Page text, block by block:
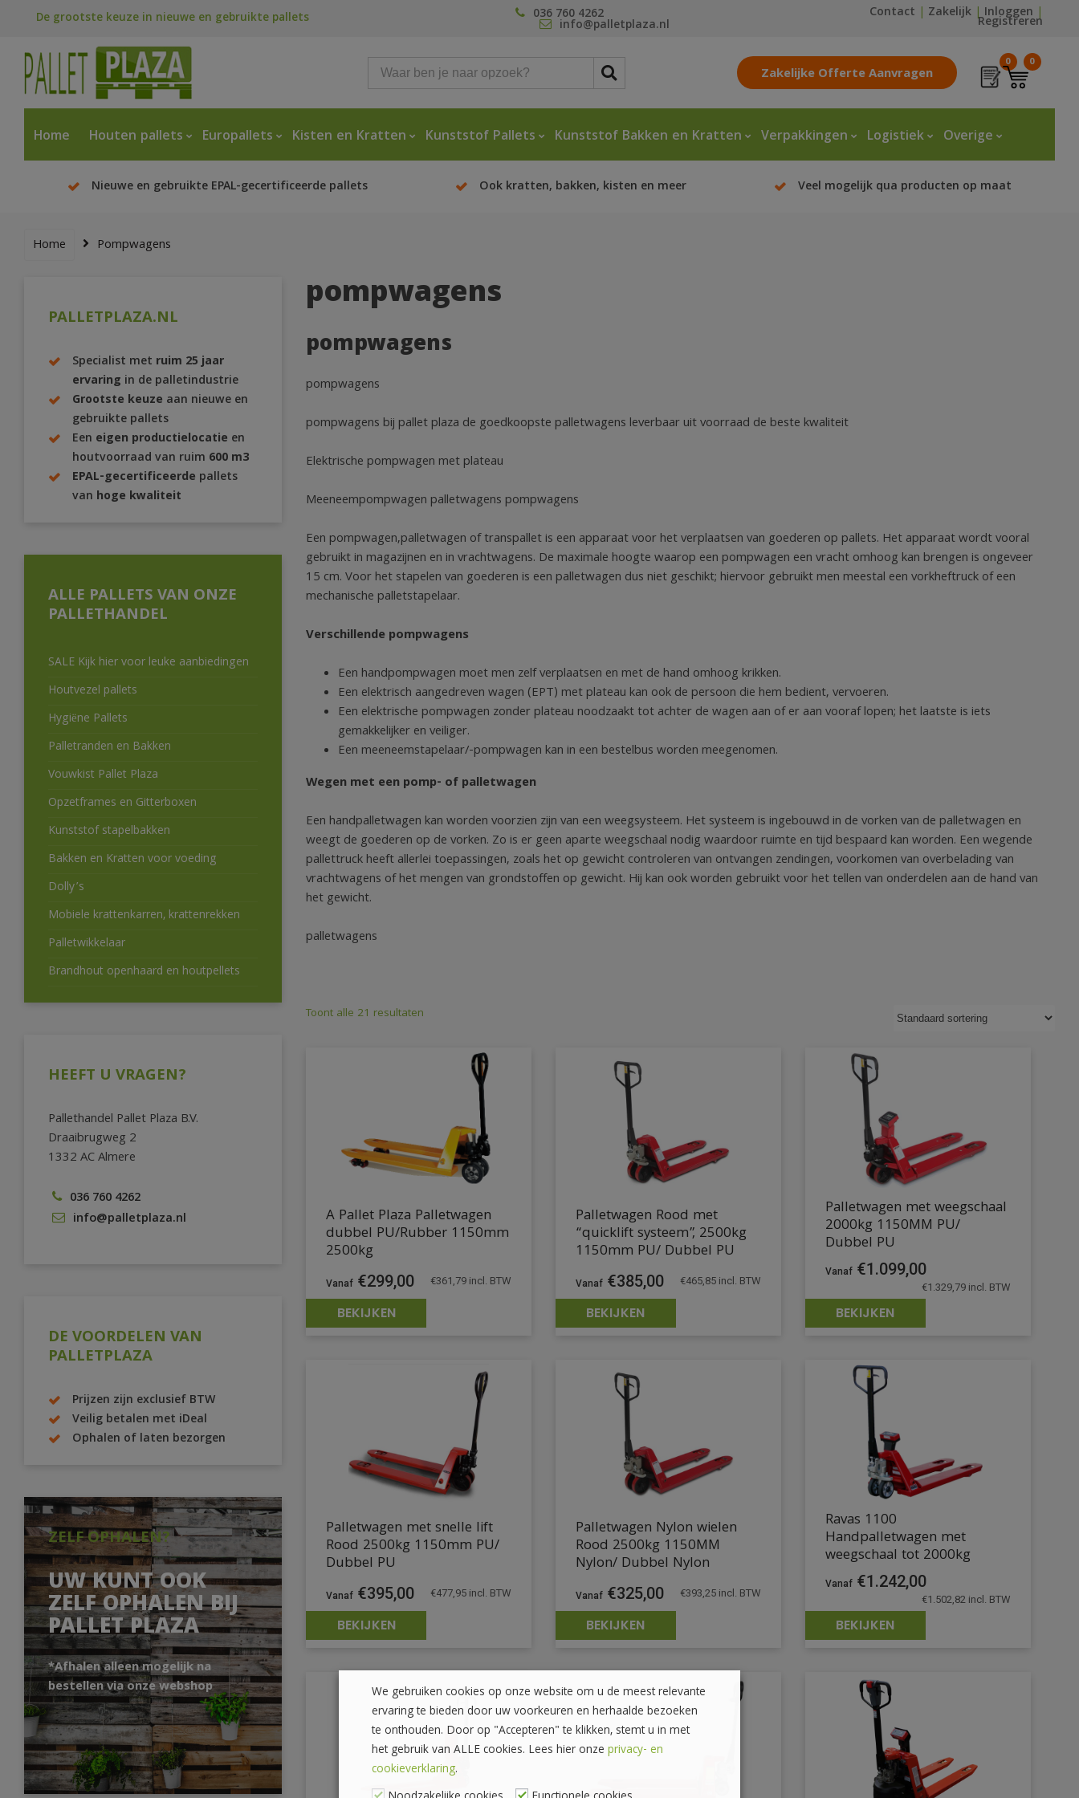
De grootste keuze in nieuwe en gebruikte pallets 036 760 4262
info@palletplaza.nl
Contact | Zakelijk |Inloggen |
Registreren
Zakelijke Offerte Aanvragen
0 0
Home Houten pallets Europallets Kisten en Kratten Kunststof Pallets Kunststof Bakken en Kratten Verpakkingen Logistiek Overige
Nieuwe en gebruikte EPAL-gecertificeerde pallets Ook kratten, bakken, kisten en meer Veel mogelijk qua producten op maat
Home Pompwagens
PALLETPLAZA.NL
Specialist met ruim 25 jaar
ervaring in de palletindustrie
Grootste keuze aan nieuwe en
gebruikte pallets
Een eigen productielocatie en
houtvoorraad van ruim 600 m3
EPAL-gecertificeerde pallets
van hoge kwaliteit
ALLE PALLETS VAN ONZE
PALLETHANDEL
SALE Kijk hier voor leuke aanbiedingen
Houtvezel pallets
Hygiëne Pallets
Palletranden en Bakken
Vouwkist Pallet Plaza
Opzetframes en Gitterboxen
Kunststof stapelbakken
Bakken en Kratten voor voeding
Dolly’s
Mobiele krattenkarren, krattenrekken
Palletwikkelaar
Brandhout openhaard en houtpellets
HEEFT U VRAGEN?
Pallethandel Pallet Plaza B.V.
Draaibrugweg 2
1332 AC Almere
036 760 4262
info@palletplaza.nl
DE VOORDELEN VAN
PALLETPLAZA
Prijzen zijn exclusief BTW
Veilig betalen met iDeal
Ophalen of laten bezorgen
ZELF OPHALEN?
UW KUNT OOK
ZELF OPHALEN BIJ
PALLET PLAZA
*Afhalen alleen mogelijk na
bestellen via onze webshop
pompwagens
pompwagens
pompwagens
pompwagens bij pallet plaza de goedkoopste palletwagens leverbaar uit voorraad de beste kwaliteit
Elektrische pompwagen met plateau
Meeneempompwagen palletwagens pompwagens
Een pompwagen,palletwagen of transpallet is een apparaat voor het verplaatsen van goederen op pallets. Het apparaat wordt vooral
gebruikt in magazijnen en in vrachtwagens. De maximale hoogte waarop een pompwagen een vracht omhoog kan brengen is ongeveer
15 cm. Voor het stapelen van goederen is een palletwagen dus niet geschikt; hiervoor gebruikt men meestal een vorkheftruck of een
mechanische palletstapelaar.
Verschillende pompwagens
Een handpompwagen moet men zelf verplaatsen en met de hand omhoog krikken.
Een elektrisch aangedreven wagen (EPT) met plateau kan ook de persoon die hem bedient, vervoeren.
Een elektrische pompwagen zonder plateau noodzaakt tot achter de wagen aan of er aan vooraf lopen; het laatste is iets
gemakkelijker en veiliger.
Een meeneemstapelaar/-pompwagen kan in een bestelbus worden meegenomen.
Wegen met een pomp- of palletwagen
Een handpalletwagen kan worden voorzien zijn van een weegsysteem. Het systeem is ingebouwd in de vorken van de palletwagen en
weegt de goederen op de vorken. Zo is er geen aparte weegschaal nodig waardoor ruimte en tijd bespaard kan worden. Een wegende
pallettruck heeft allerlei toepassingen, zoals het op gewicht controleren van ontvangen zendingen, voorkomen van overbelading van
vrachtwagens of het mengen van grondstoffen op gewicht. Hij kan ook worden gebruikt voor het tellen van onderdelen aan de hand van
het gewicht.
palletwagens
Toont alle 21 resultaten
A Pallet Plaza Palletwagen
dubbel PU/Rubber 1150mm
2500kg
€299,00 €361,79incl. BTW
BEKIJKEN
Palletwagen Rood met
“quicklift systeem”, 2500kg
1150mm PU/ Dubbel PU
€385,00 €465,85incl. BTW
BEKIJKEN
Palletwagen met weegschaal
2000kg 1150MM PU/
Dubbel PU
€1.099,00
€1.329,79incl. BTW
BEKIJKEN
Palletwagen met snelle lift
Rood 2500kg 1150mm PU/
Dubbel PU
€395,00 €477,95incl. BTW
BEKIJKEN
Palletwagen Nylon wielen
Rood 2500kg 1150MM
Nylon/ Dubbel Nylon
€325,00 €393,25incl. BTW
BEKIJKEN
Ravas 1100
Handpalletwagen met
weegschaal tot 2000kg
€1.242,00
€1.502,82 incl. BTW
BEKIJKEN
We gebruiken cookies op onze website om u de meest relevante
ervaring te bieden door uw voorkeuren en herhaalde bezoeken
te onthouden. Door op "Accepteren" te klikken, stemt u in met
het gebruik van ALLE cookies. Lees hier onze privacy- en
cookieverklaring.